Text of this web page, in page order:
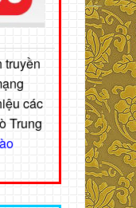
truyền
các
Trung